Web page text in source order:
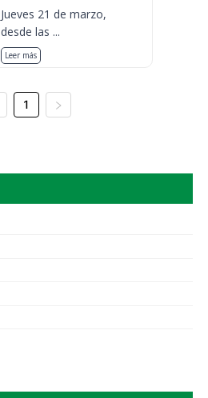
Jueves 21 de marzo,
desde las ...
Leer más
1